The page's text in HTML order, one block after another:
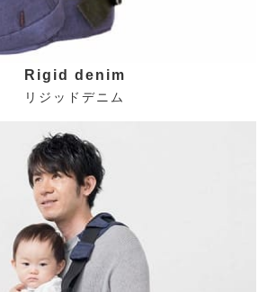
Rigid denim
リジッドデニム